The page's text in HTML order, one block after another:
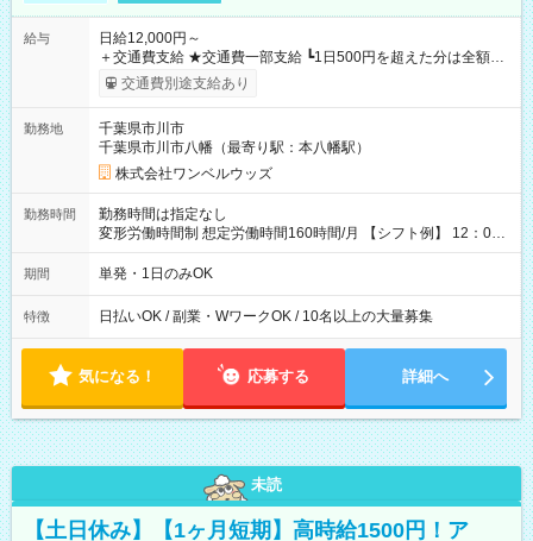
給与
日給12,000円～
＋交通費支給 ★交通費一部支給 ┗1日500円を超えた分は全額支
給！ ※往復500円以内の方は自己負担となります ★日払いOK！
（規定あり） ┗働いたその日に現金GET♪ お仕事後はコンビニ
なし
交通費別途支給あり
勤務地
千葉県市川市
千葉県市川市八幡（最寄り駅：本八幡駅）
株式会社ワンベルウッズ
勤務時間
勤務時間は指定なし
変形労働時間制 想定労働時間160時間/月 【シフト例】 12：00
～22：00
期間 単発・1日のみOK
特徴 日払いOK / 副業・WワークOK / 10名以上の大量募集
気になる！ 応募する 詳細へ
未読
【土日休み】【1ヶ月短期】高時給1500円！ア